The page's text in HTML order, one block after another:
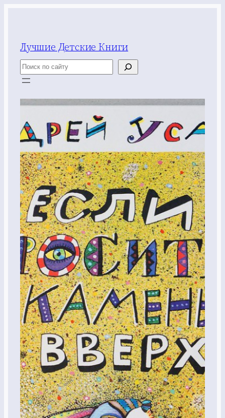
Лучшие Детские Книги
Поиск